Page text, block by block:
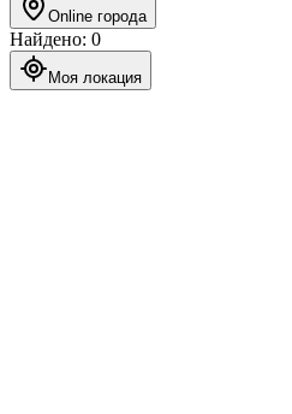
Online города
Найдено: 0
Моя локация